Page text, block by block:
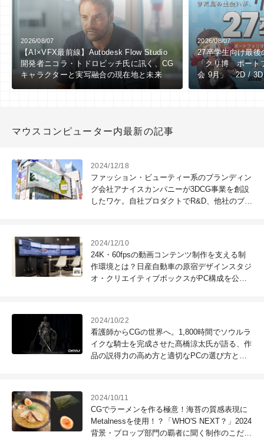
2026/08/07
【AI×VFX最前線】Autodesk Flow Studio
開発者ニコラ・トドロビッチ氏に訊く、CG
キャラクターと実写融合の現在地と未来
2026/08/07
27卒学生向け最
「クリ博 ポート
会 9月」 2D / 3D
向け ※9/1（火）
マウスコンピューター内最新の記事
2024/12/18
ファッション・ビューティー系のブランディン
グ会社アナイスカンパニーが3DCG事業を創設
したワケ。自社プロダクトでR&D、他社のブラ
2024/12/10
24K・60fpsの動画コンテンツ制作を支える制
作環境とは？日産自動車の原宿デザインスタジ
オ・クリエイティブボックスがPC構成を公
2024/10/22
看護師からCGの世界へ。1,800時間でソウルラ
イクな騎士を完成させた髙橋涼太氏が語る、作
品の説得力の高め方と適切なPCの選び方と
2024/10/11
CGでラーメンを作る極意！海苔の質感表現に
Metalnessを使用！？「WHO'S NEXT？」2024
背景・プロップ部門の覇者に聞く制作のこだわ